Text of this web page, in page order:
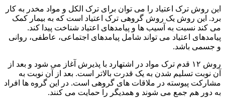
این روش ترک اعتیاد را می توان برای ترک الکل و مواد مخدر به کار
برد. این روش یک روش گروهی ترک اعتیاد است که به بیمار کمک
می کند نسبت به آسیب ها و پیامدهای اعتیاد شناخت پیدا کند.
پیامدهای اعتیاد می تواند شامل پیامدهای اجتماعی، عاطفی، روانی
و جسمی باشد.
روش ۱۲ قدم ترک مواد در اشتهارد با پذیرش آغاز می شود و بعد از
آن نوبت تسلیم شدن به یک قدرت بالاتر است. بعد از آن نوبت به
مشارکت پیوسته در ملاقات های گروهی است. در این گروه ها افراد
به دور هم جمع می شوند و همدیگر را حمایت می کنند.